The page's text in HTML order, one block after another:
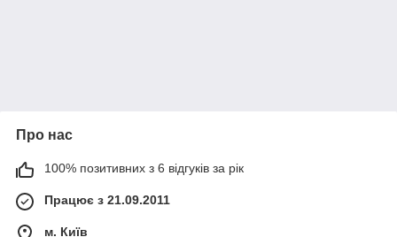
Про нас
100% позитивних з 6 відгуків за рік
Працює з 21.09.2011
м. Київ